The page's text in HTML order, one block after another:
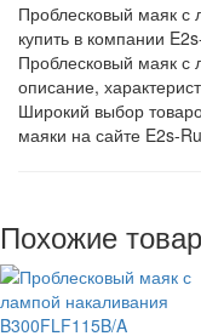
Проблесковый маяк с
купить в компании
Проблесковый маяк с
описание,
Широкий выбор
маяки на сайте E2s-
Похожие